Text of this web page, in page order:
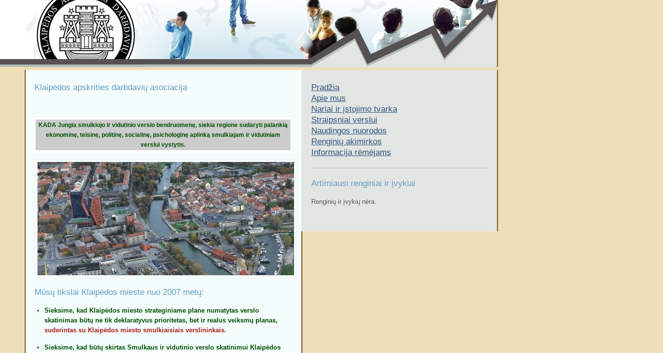
Klaipėdos apskrities darbdavių asociacija
KADA Jungia smulkiojo ir vidutinio verslo bendruomenę, siekia regione sudaryti palankią
ekonominę, teisinę, politinę, socialinę, psichologinę aplinką smulkiajam ir vidutiniam
verslui vystytis.
Mūsų tikslai Klaipėdos mieste nuo 2007 metų:
Sieksime, kad Klaipėdos miesto strateginiame plane numatytas verslo
skatinimas būtų ne tik deklaratyvus prioritetas, bet ir realus veiksmų planas,
suderintas su Klaipėdos miesto smulkiaisiais verslininkais.
Sieksime, kad būtų skirtas Smulkaus ir vidutinio verslo skatinimui Klaipėdos
Pradžia
Apie mus
Nariai ir įstojimo tvarka
Straipsniai verslui
Naudingos nuorodos
Renginių akimirkos
Informacija rėmėjams
Artimiausi renginiai ir įvykiai
Renginių ir įvykių nėra.